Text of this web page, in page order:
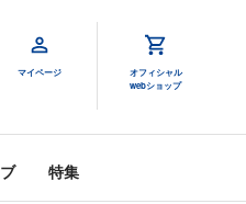
マイページ
オフィシャル
webショップ
特集